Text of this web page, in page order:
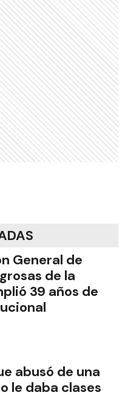
General de
de la
39 años de
abusó de una
le daba clases